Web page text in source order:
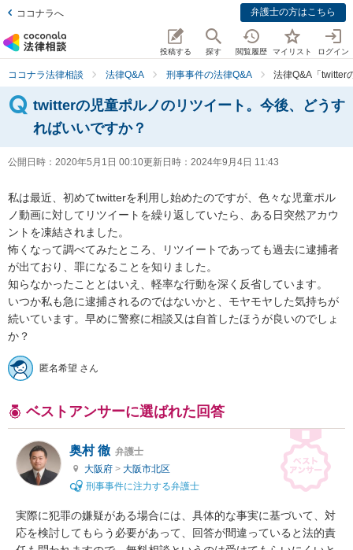
ココナラへ 弁護士の方はこちら
投稿する 探す 閲覧履歴 マイリスト ログイン
ココナラ法律相談 法律Q&A 刑事事件の法律Q&A 法律Q&A「twitter
twitterの児童ポルノのリツイート。今後、どうす
ればいいですか？
公開日時： 2020年5月1日 00:10更新日時： 2024年9月4日 11:43
私は最近、初めてtwitterを利用し始めたのですが、色々な児童ポル
ノ動画に対してリツイートを繰り返していたら、ある日突然アカウ
ントを凍結されました。
怖くなって調べてみたところ、リツイートであっても過去に逮捕者
が出ており、罪になることを知りました。
知らなかったこととはいえ、軽率な行動を深く反省しています。
いつか私も急に逮捕されるのではないかと、モヤモヤした気持ちが
続いています。早めに警察に相談又は自首したほうが良いのでしょ
か？
匿名希望 さん
ベストアンサーに選ばれた回答
奥村 徹 弁護士
大阪府 > 大阪市北区
刑事事件に注力する弁護士
実際に犯罪の嫌疑がある場合には、具体的な事実に基づいて、対
応を検討してもらう必要があって、回答が間違っていると法的責